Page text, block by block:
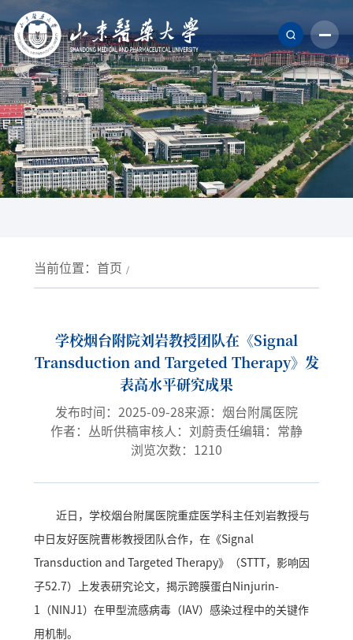
当前位置： 首页
学校烟台附院刘岩教授团队在《Signal
Transduction and Targeted Therapy》发
表高水平研究成果
发布时间：2025-09-28来源：烟台附属医院
作者：丛昕供稿审核人：刘蔚责任编辑：常静
浏览次数：
1210
近日，学校烟台附属医院重症医学科主任刘岩教授与
中日友好医院曹彬教授团队合作，在《Signal
Transduction and Targeted Therapy》（STTT，影响因
子52.7）上发表研究论文，揭示跨膜蛋白Ninjurin-
1（NINJ1）在甲型流感病毒（IAV）感染过程中的关键作
用机制。